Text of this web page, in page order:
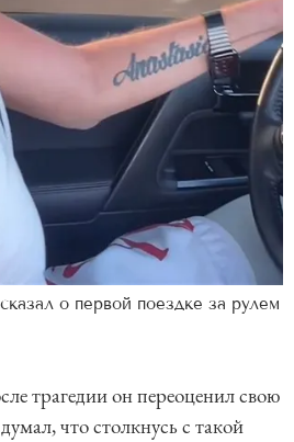
о первой поездке за рулем
трагедии он переоценил свою
что столкнусь с такой